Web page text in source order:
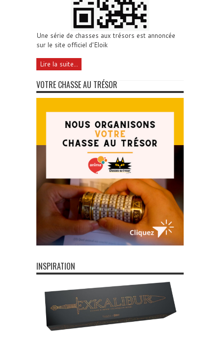
Une série de chasses aux trésors est annoncée
sur le site officiel d'Eloik
Lire la suite...
VOTRE CHASSE AU TRÉSOR
INSPIRATION